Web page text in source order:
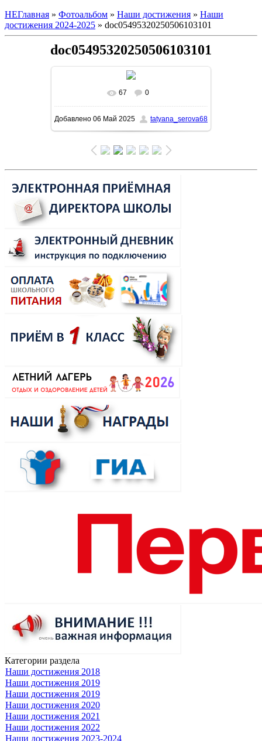
НЕГлавная » Фотоальбом » Наши достижения » Наши
достижения 2024-2025 » doc05495320250506103101
doc05495320250506103101
В реальном размере
318.8Kb
67 0
Добавлено 06 Май 2025 tatyana_serova68
Категории раздела
Наши достижения 2018
Наши достижения 2019
Наши достижения 2019
Наши достижения 2020
Наши достижения 2021
Наши достижения 2022
Наши достижения 2023-2024